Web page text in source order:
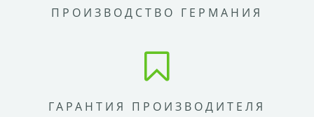
ПРОИЗВОДСТВО ГЕРМАНИЯ
ГАРАНТИЯ ПРОИЗВОДИТЕЛЯ